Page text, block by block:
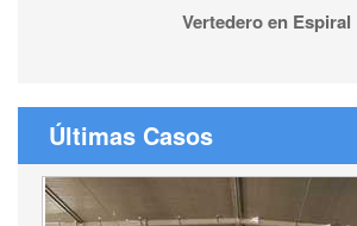
Vertedero en Espiral
Últimas Casos